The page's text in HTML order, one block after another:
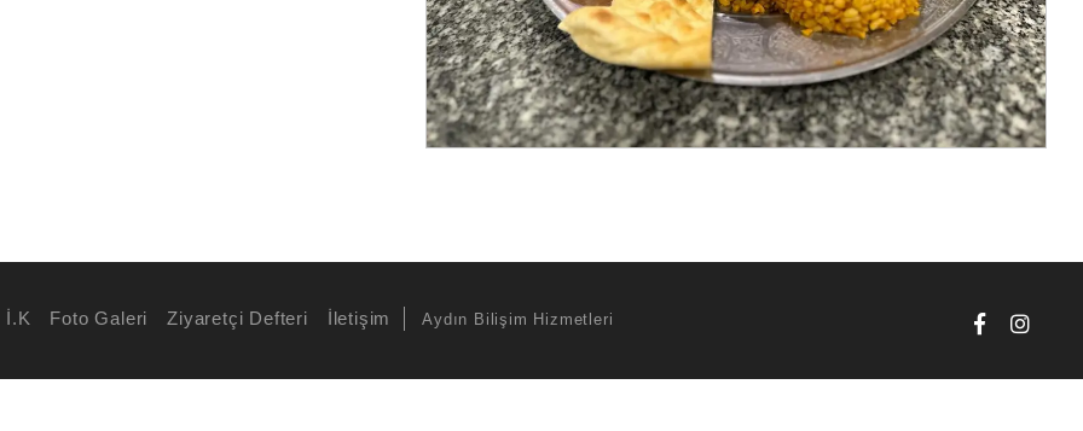
İ.K Foto Galeri Ziyaretçi Defteri İletişim Aydın Bilişim Hizmetleri